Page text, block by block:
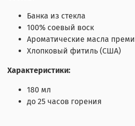
Банка из стекла
100% соевый воск
Ароматические масла
Хлопковый фитиль (США)
Характеристики:
180 мл
до 25 часов горения